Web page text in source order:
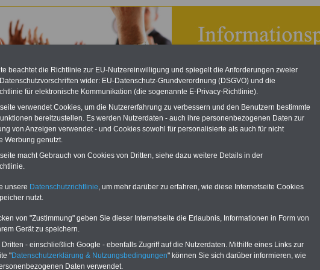
Europäischen Gerichtshofes für Menschenrechte:
Stärkung der Meinungsfreiheit für Beschäftigte;
ÖD neu aufgelegt
allen Entgelttabellen für
Beschäftigte - TVöD und TV-L -
vor
beachtet die Richtlinie zur EU-Nutzereinwilligung und spiegelt die Anforderungen zweier
wider: EU-Datenschutz-Grundverordnung (DSGVO) und die
für elektronische Kommunikation (die sogenannte E-Privacy-Richtlinie).
verwendet Cookies, um die Nutzererfahrung zu verbessern und den Benutzern bestimmte
bereitzustellen. Es werden Nutzerdaten - auch ihre personenbezogenen Daten zur
von Anzeigen verwendet - und Cookies sowohl für personalisierte als auch für nicht
Werbung genutzt.
macht Gebrauch von Cookies von Dritten, siehe dazu weitere Details in der
unsere Datenschutzrichtlinie, um mehr darüber zu erfahren, wie diese Internetseite Cookies
nutzt.
von "Zustimmung" geben Sie dieser Internetseite die Erlaubnis, Informationen in Form von
Gerät zu speichern.
- einschließlich Google - ebenfalls Zugriff auf die Nutzerdaten. Mithilfe eines Links zur
"Datenschutzerklärung & Nutzungsbedingungen" können Sie sich darüber informieren, wie
Daten verwendet.